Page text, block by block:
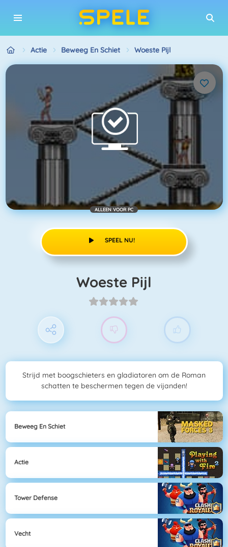
Actie Beweeg En Schiet Woeste Pijl
ALLEEN VOOR PC
SPEEL NU!
Woeste Pijl
Strijd met boogschieters en gladiatoren om de Roman
schatten te beschermen tegen de vijanden!
Beweeg En Schiet
Actie
Tower Defense
Vecht